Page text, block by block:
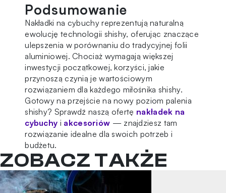
Podsumowanie
Nakładki na cybuchy reprezentują naturalną
ewolucję technologii shishy, oferując znaczące
ulepszenia w porównaniu do tradycyjnej folii
aluminiowej. Chociaż wymagają większej
inwestycji początkowej, korzyści, jakie
przynoszą czynią je wartościowym
rozwiązaniem dla każdego miłośnika shishy.
Gotowy na przejście na nowy poziom palenia
shishy? Sprawdź naszą ofertę nakładek na
cybuchy i akcesoriów — znajdziesz tam
rozwiązanie idealne dla swoich potrzeb i
budżetu.
ZOBACZ TAKŻE